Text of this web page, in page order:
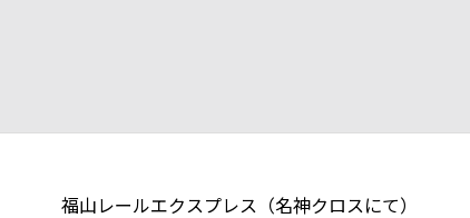
福山レールエクスプレス（名神クロスにて）